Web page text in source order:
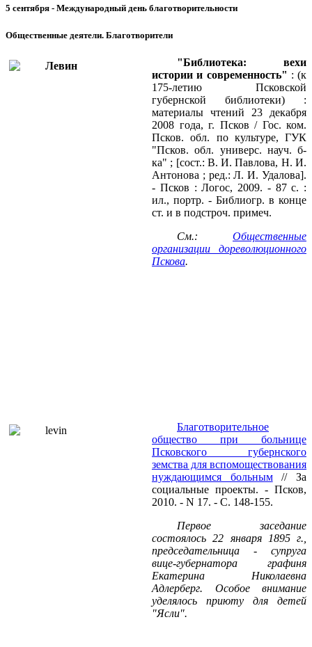
5 сентября - Международный день благотворительности
Общественные деятели. Благотворители
"Библиотека: вехи
истории и современность" : (к
175-летию Псковской
губернской библиотеки) :
материалы чтений 23 декабря
2008 года, г. Псков / Гос. ком.
Псков. обл. по культуре, ГУК
"Псков. обл. универс. науч. б-
ка" ; [сост.: В. И. Павлова, Н. И.
Антонова ; ред.: Л. И. Удалова].
- Псков : Логос, 2009. - 87 с. :
ил., портр. - Библиогр. в конце
ст. и в подстроч. примеч.
См.: Общественные
организации дореволюционного
Пскова.
Благотворительное
общество при больнице
Псковского губернского
земства для вспомоществования
нуждающимся больным// За
социальные проекты. - Псков,
2010. - N 17. - С. 148-155.
Первое заседание
состоялось 22 января
1895 г.,
председательница - супруга
вице-губернатора графиня
Екатерина Николаевна
Адлерберг. Особое внимание
уделялось приюту для детей
"Ясли".